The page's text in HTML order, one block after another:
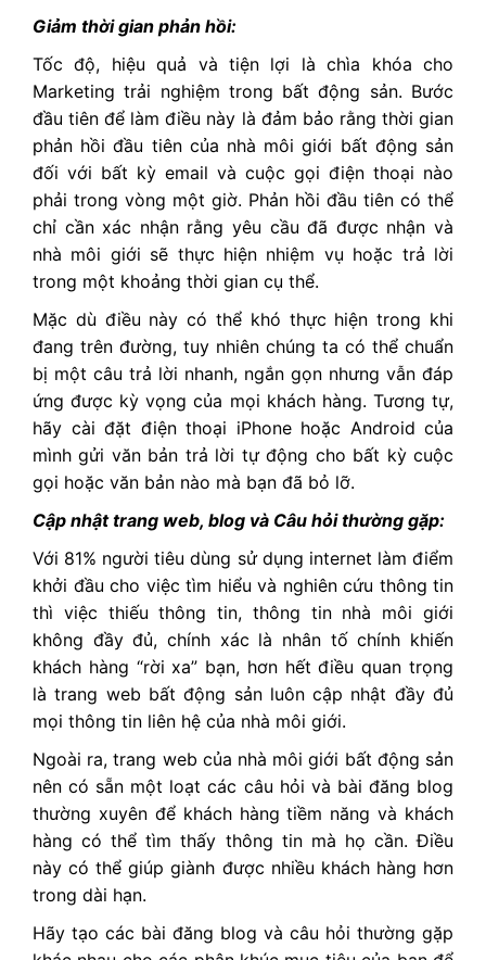
Giảm thời gian phản hồi:
Tốc độ, hiệu quả và tiện lợi là chìa khóa cho
Marketing trải nghiệm trong bất động sản. Bước
đầu tiên để làm điều này là đảm bảo rằng thời gian
phản hồi đầu tiên của nhà môi giới bất động sản
đối với bất kỳ email và cuộc gọi điện thoại nào
phải trong vòng một giờ. Phản hồi đầu tiên có thể
chỉ cần xác nhận rằng yêu cầu đã được nhận và
nhà môi giới sẽ thực hiện nhiệm vụ hoặc trả lời
trong một khoảng thời gian cụ thể.
Mặc dù điều này có thể khó thực hiện trong khi
đang trên đường, tuy nhiên chúng ta có thể chuẩn
bị một câu trả lời nhanh, ngắn gọn nhưng vẫn đáp
ứng được kỳ vọng của mọi khách hàng. Tương tự,
hãy cài đặt điện thoại iPhone hoặc Android của
mình gửi văn bản trả lời tự động cho bất kỳ cuộc
gọi hoặc văn bản nào mà bạn đã bỏ lỡ.
Cập nhật trang web, blog và Câu hỏi thường gặp:
Với 81% người tiêu dùng sử dụng internet làm điểm
khởi đầu cho việc tìm hiểu và nghiên cứu thông tin
thì việc thiếu thông tin, thông tin nhà môi giới
không đầy đủ, chính xác là nhân tố chính khiến
khách hàng “rời xa” bạn, hơn hết điều quan trọng
là trang web bất động sản luôn cập nhật đầy đủ
mọi thông tin liên hệ của nhà môi giới.
Ngoài ra, trang web của nhà môi giới bất động sản
nên có sẵn một loạt các câu hỏi và bài đăng blog
thường xuyên để khách hàng tiềm năng và khách
hàng có thể tìm thấy thông tin mà họ cần. Điều
này có thể giúp giành được nhiều khách hàng hơn
trong dài hạn.
Hãy tạo các bài đăng blog và câu hỏi thường gặp